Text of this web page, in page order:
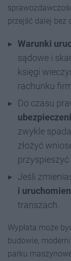
przejść dalej bez
Warunki
sądowe i
księgi
rachunku
Do czasu
zwykle
złożyć
przyspieszyć
Jeśli
i
transzach.
Wypłata może
budowie,
parku